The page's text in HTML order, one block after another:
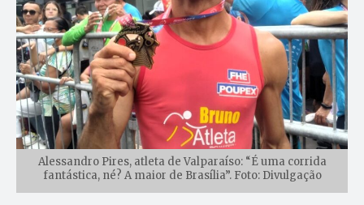
Alessandro Pires, atleta de Valparaíso: “É uma corrida
fantástica, né? A maior de Brasília”. Foto: Divulgação